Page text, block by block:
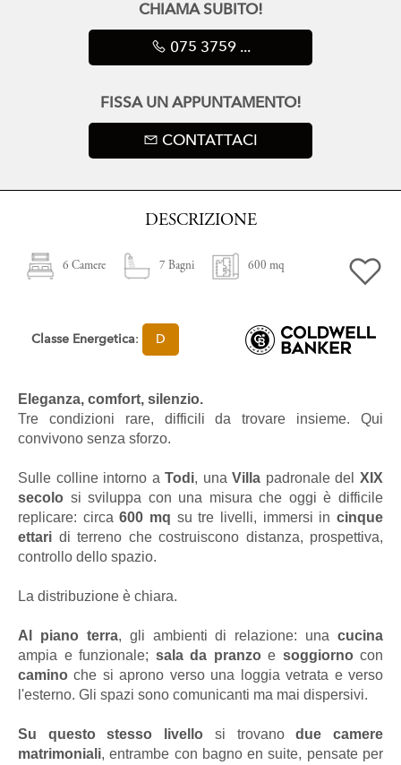
CHIAMA SUBITO!
075 3759 ...
FISSA UN APPUNTAMENTO!
CONTATTACI
DESCRIZIONE
6 Camere 7 Bagni 600 mq
Classe Energetica: D
Eleganza, comfort, silenzio.
Tre condizioni rare, difficili da trovare insieme. Qui
convivono senza sforzo.
Sulle colline intorno aTodi, unaVilla padronale delXIX
secolo si sviluppa con una misura che oggi è difficile
replicare: circa600 mq su tre livelli, immersi incinque
ettari di terreno che costruiscono distanza, prospettiva,
controllo dello spazio.
La distribuzione è chiara.
Al piano terra, gli ambienti di relazione: una cucina
ampia e funzionale; sala da pranzoe soggiornocon
camino che si aprono verso una loggia vetrata e verso
l'esterno. Gli spazi sono comunicanti ma mai dispersivi.
Su questo stesso livello si trovanodue camere
matrimoniali, entrambe con bagno en suite, pensate per